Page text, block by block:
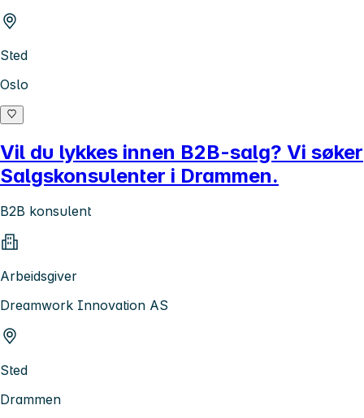
Sted
Oslo
Vil du lykkes innen B2B-salg? Vi søker
Salgskonsulenter i Drammen.
B2B konsulent
Arbeidsgiver
Dreamwork Innovation AS
Sted
Drammen